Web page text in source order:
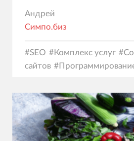
Андрей
Симпо.биз
#SEO #Комплекс услуг #
сайтов #